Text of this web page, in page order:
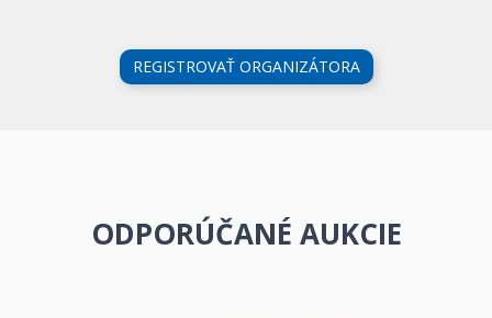
REGISTROVAŤ ORGANIZÁTORA
ODPORÚČANÉ AUKCIE